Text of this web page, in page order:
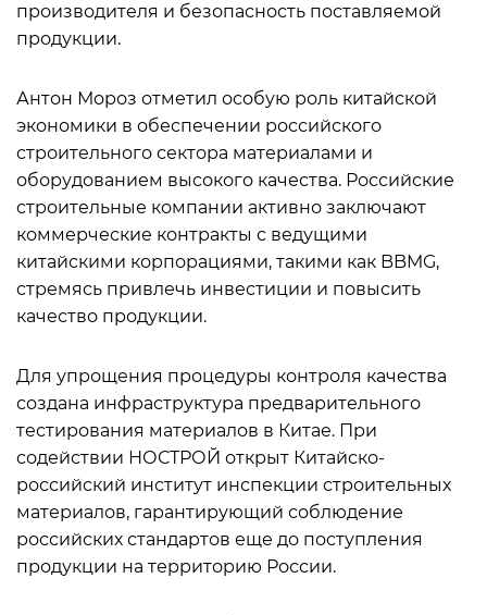
производителя и безопасность поставляемой
продукции.
Антон Мороз отметил особую роль китайской
экономики в обеспечении российского
строительного сектора материалами и
оборудованием высокого качества. Российские
строительные компании активно заключают
коммерческие контракты с ведущими
китайскими корпорациями, такими как BBMG,
стремясь привлечь инвестиции и повысить
качество продукции.
Для упрощения процедуры контроля качества
создана инфраструктура предварительного
тестирования материалов в Китае. При
содействии НОСТРОЙ открыт Китайско-
российский институт инспекции строительных
материалов, гарантирующий соблюдение
российских стандартов еще до поступления
продукции на территорию России.